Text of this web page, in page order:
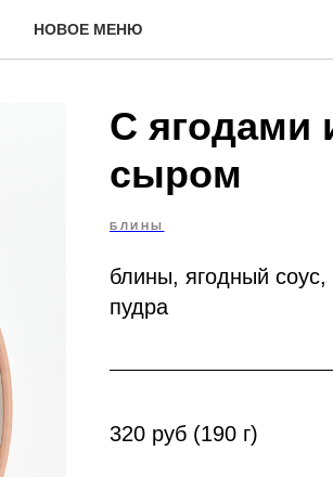
НОВОЕ МЕНЮ
С ягодами
сыром
БЛИНЫ
блины, ягодный
пудра
320 руб (190 г)